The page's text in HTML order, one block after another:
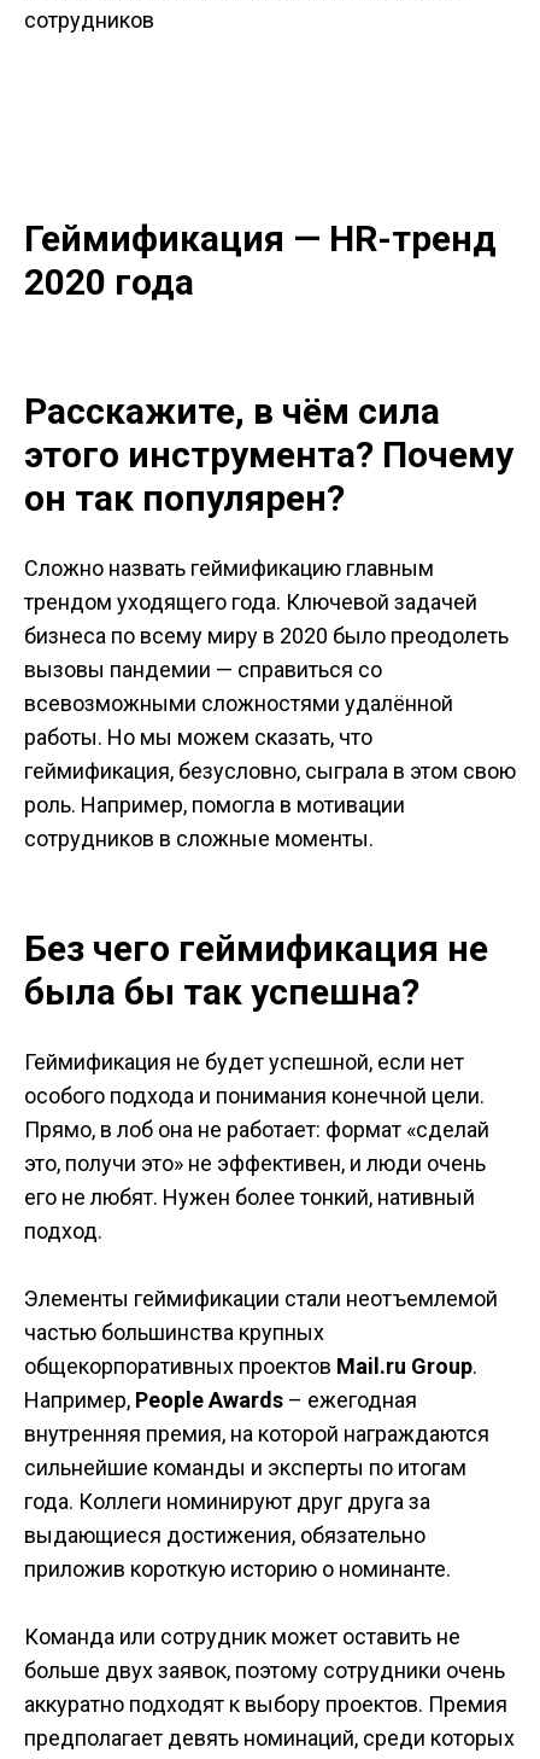
сотрудников
Геймификация — HR-тренд
2020 года
Расскажите, в чём сила
этого инструмента? Почему
он так популярен?
Сложно назвать геймификацию главным
трендом уходящего года. Ключевой задачей
бизнеса по всему миру в 2020 было преодолеть
вызовы пандемии — справиться со
всевозможными сложностями удалённой
работы. Но мы можем сказать, что
геймификация, безусловно, сыграла в этом свою
роль. Например, помогла в мотивации
сотрудников в сложные моменты.
Без чего геймификация не
была бы так успешна?
Геймификация не будет успешной, если нет
особого подхода и понимания конечной цели.
Прямо, в лоб она не работает: формат «сделай
это, получи это» не эффективен, и люди очень
его не любят. Нужен более тонкий, нативный
подход.
Элементы геймификации стали неотъемлемой
частью большинства крупных
общекорпоративных проектов Mail.ru Group.
Например, People Awards – ежегодная
внутренняя премия, на которой награждаются
сильнейшие команды и эксперты по итогам
года. Коллеги номинируют друг друга за
выдающиеся достижения, обязательно
приложив короткую историю о номинанте.
Команда или сотрудник может оставить не
больше двух заявок, поэтому сотрудники очень
аккуратно подходят к выбору проектов. Премия
предполагает девять номинаций, среди которых